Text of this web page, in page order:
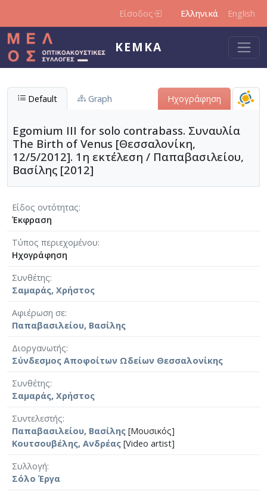
Είσοδος Ελληνικά English
ΚΕΜΚΑ
Default Graph Ηχογράφηση
Egomium III for solo contrabass. Συναυλία
The Birth of Venus [Θεσσαλονίκη,
12/5/2012]. 1η εκτέλεση / Παπαβασιλείου,
Βασίλης [2012]
Είδος οντότητας
Έκφραση
Τύπος περιεχομένου
Ηχογράφηση
Συνθέτης
Σαμαράς, Χρήστος
Αφιέρωση σε
Παπαβασιλείου, Βασίλης
Διοργανωτής
Σύνδεσμος Αποφοίτων Ωδείων Θεσσαλονίκης
Συνθέτης
Σαμαράς, Χρήστος
Συντελεστής
Παπαβασιλείου, Βασίλης [Μουσικός]
Κουτσουβέλης, Ανδρέας [Video artist]
Συλλογή
Σόλο Έργα